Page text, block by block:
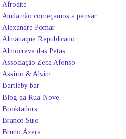
Afrodite
Ainda não começamos a pensar
Alexandre Pomar
Almanaque Republicano
Almocreve das Petas
Associação Zeca Afonso
Assírio & Alvim
Bartleby bar
Blog da Rua Nove
Booktailors
Branco Sujo
Bruno Ázera